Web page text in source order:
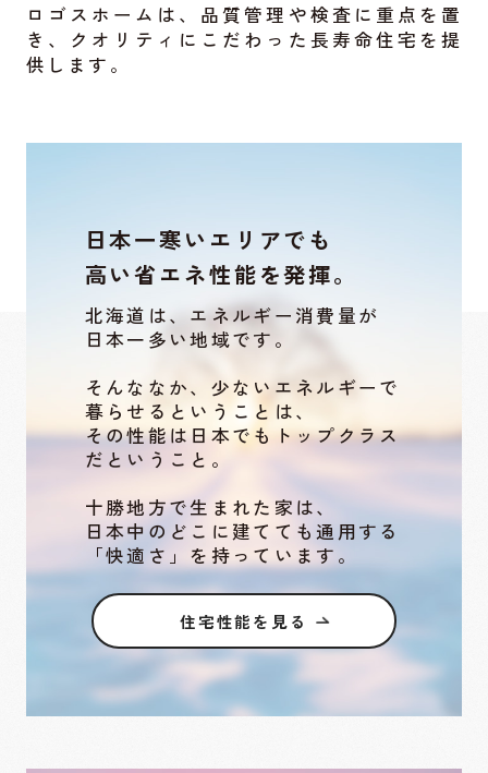
ロゴスホームは、品質管理や検査に重点を置
き、 クオリティにこだわった長寿命住宅を提
供します。
日本一寒いエリアでも
高い省エネ性能を発揮。
北海道は、エネルギー消費量が
日本一多い地域です。
そんななか、少ないエネルギーで
暮らせるということは、
その性能は日本でもトップクラス
だということ。
十勝地方で生まれた家は、
日本中のどこに建てても通用する
「快適さ」を持っています。
住宅性能を見る